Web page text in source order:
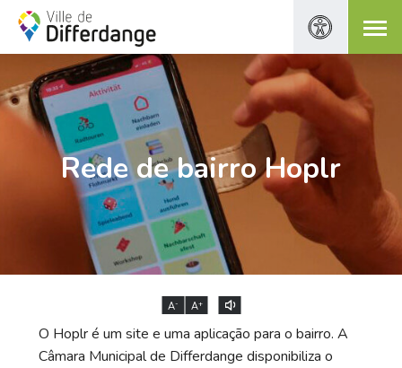
Rede de bairro Hoplr
A- A+
O Hoplr é um site e uma aplicação para o bairro. A
Câmara Municipal de Differdange disponibiliza o